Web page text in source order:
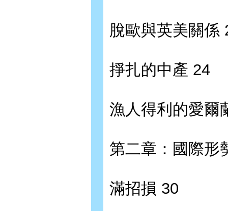
脫歐與英美關係
掙扎的中產 24
漁人得利的愛爾
第二章：國際形
滿招損 30